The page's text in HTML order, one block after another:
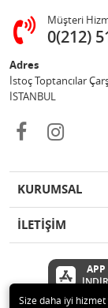
Müşteri
0(212)
Adres
İstoç Toptancılar
İSTANBUL
KURUMSAL
İLETİŞİM
APP
Size daha iyi